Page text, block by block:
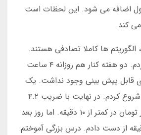
اضافه می شود. این لحظات است
کند.
الگوریتم ها کاملا تصادفی هستند.
این را خودم تست کردم. دو هفته کنار هم روزانه ۴ ساعت
قابل پیش بینی وجود نداشت. یک
روز با ۱۰۰ هزار تومان شروع کردم. در نهایت با ضریب ۴.۲
خروج کردم. ۴۲۰ هزار تومان در کمتر از ۱۰ دقیقه. اما روز بعد
مبلغ را در ۳ دقیقه از دست دادم. درس بزرگی آموختم: